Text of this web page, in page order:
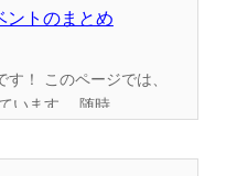
ントのまとめ
！ このページでは、
います。 随時...